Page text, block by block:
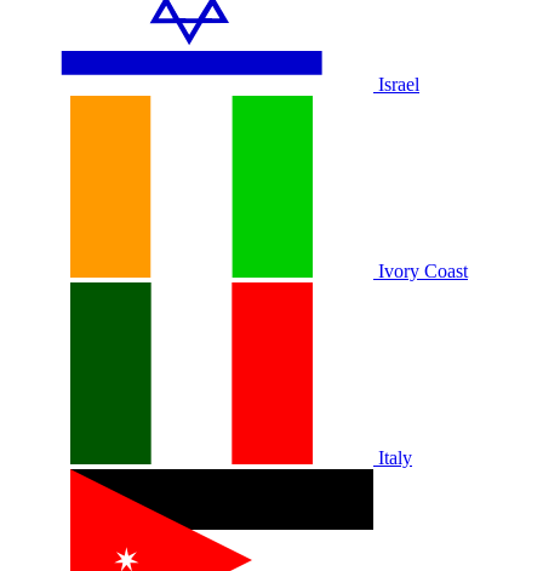
Israel
Ivory Coast
Italy